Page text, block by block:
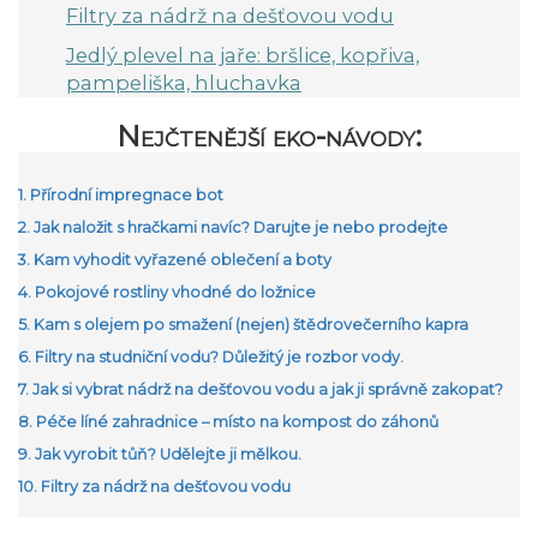
Filtry za nádrž na dešťovou vodu
Jedlý plevel na jaře: bršlice, kopřiva,
pampeliška, hluchavka
Nejčtenější eko-návody:
1. Přírodní impregnace bot
2. Jak naložit s hračkami navíc? Darujte je nebo prodejte
3. Kam vyhodit vyřazené oblečení a boty
4. Pokojové rostliny vhodné do ložnice
5. Kam s olejem po smažení (nejen) štědrovečerního kapra
6. Filtry na studniční vodu? Důležitý je rozbor vody.
7. Jak si vybrat nádrž na dešťovou vodu a jak ji správně zakopat?
8. Péče líné zahradnice – místo na kompost do záhonů
9. Jak vyrobit tůň? Udělejte ji mělkou.
10. Filtry za nádrž na dešťovou vodu